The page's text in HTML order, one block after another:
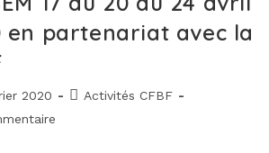
en partenariat avec la
2020
Activités CFBF